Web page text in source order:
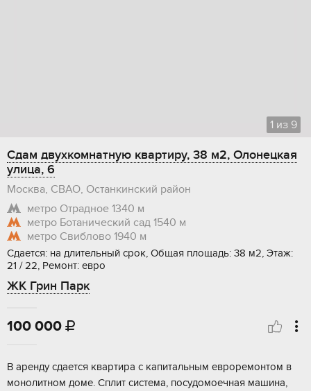
1 из 9
Сдам двухкомнатную квартиру, 38 м2, Олонецкая
улица, 6
Москва, СВАО, Останкинский район
метро Отрадное 1340 м
метро Ботанический сад 1540 м
метро Свиблово 1940 м
Сдается: на длительный срок, Общая площадь: 38 м2, Этаж:
21 / 22, Ремонт: евро
ЖК Грин Парк
100 000 
В аренду сдается квартира с капитальным евроремонтом в
монолитном доме. Сплит система, посудомоечная машина,